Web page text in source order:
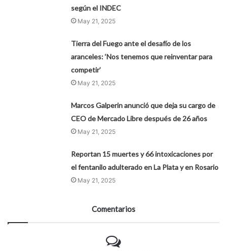
según el INDEC
May 21, 2025
Tierra del Fuego ante el desafío de los
aranceles: ‘Nos tenemos que reinventar para
competir’
May 21, 2025
Marcos Galperin anunció que deja su cargo de
CEO de Mercado Libre después de 26 años
May 21, 2025
Reportan 15 muertes y 66 intoxicaciones por
el fentanilo adulterado en La Plata y en Rosario
May 21, 2025
Comentarios